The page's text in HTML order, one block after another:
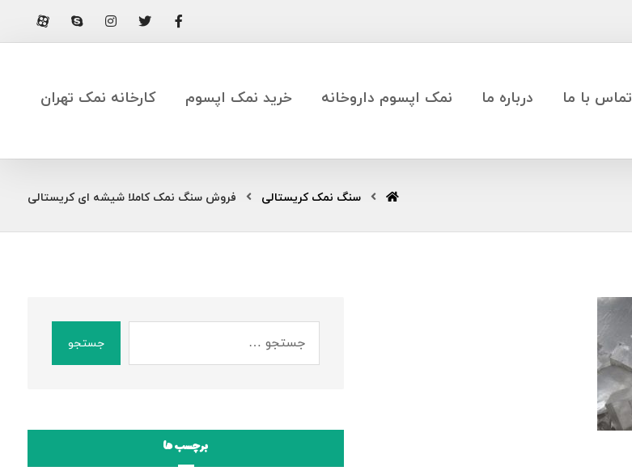
تماس با ما درباره ما نمک اپسوم داروخانه خرید نمک اپسوم کارخانه نمک تهران
سنگ نمک کریستالی فروش سنگ نمک کاملا شیشه ای کریستالی
جستجو
برچسب ها